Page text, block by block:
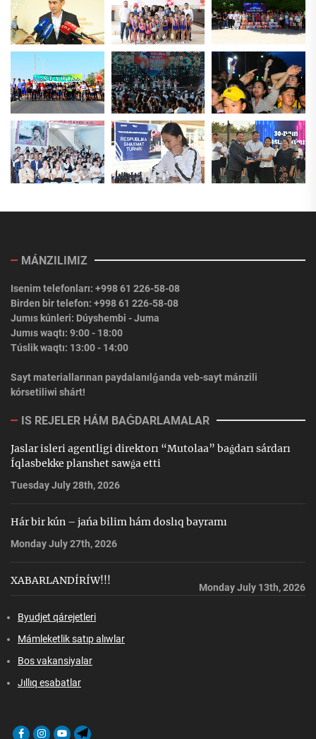
MÁNZILIMIZ
Isenim telefonları: +998 61 226-58-08
Birden bir telefon: +998 61 226-58-08
Jumıs kúnleri: Dúyshembi - Juma
Jumıs waqtı: 9:00 - 18:00
Túslik waqtı: 13:00 - 14:00
Sayt materiallarınan paydalanılǵanda veb-sayt mánzili
kórsetiliwi shárt!
IS REJELER HÁM BAǴDARLAMALAR
Jaslar isleri agentligi direktorı “Mutolaa” baǵdarı sárdarı
Íqlasbekke planshet sawǵa etti
Tuesday July 28th, 2026
Hár bir kún – jańa bilim hám doslıq bayramı
Monday July 27th, 2026
XABARLANDÍRÍW!!!
Monday July 13th, 2026
Byudjet qárejetleri
Mámleketlik satıp alıwlar
Bos vakansiyalar
Jıllıq esabatlar
FacebookInstagram
YoutubeTelegram